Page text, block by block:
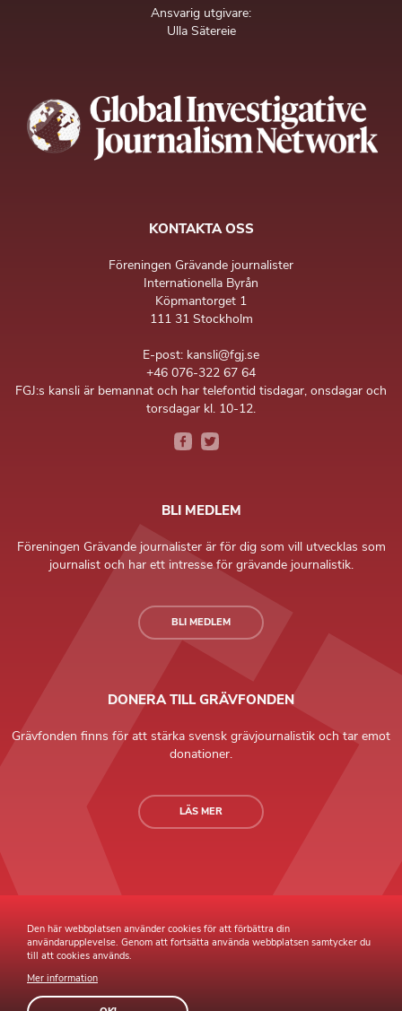
Ansvarig utgivare:
Ulla Sätereie
KONTAKTA OSS
Föreningen Grävande journalister
Internationella Byrån
Köpmantorget 1
111 31 Stockholm
E-post: kansli@fgj.se
+46 076-322 67 64
FGJ:s kansli är bemannat och har telefontid tisdagar, onsdagar och
torsdagar kl. 10-12.
BLI MEDLEM
Föreningen Grävande journalister är för dig som vill utvecklas som
journalist och har ett intresse för grävande journalistik.
BLI MEDLEM
DONERA TILL GRÄVFONDEN
Grävfonden finns för att stärka svensk grävjournalistik och tar emot
donationer.
LÄS MER
Grävande Journalister © Copyright 2026 |
Easywebpubliceringsverktyg
Den här webbplatsen använder cookies för att förbättra din
användarupplevelse. Genom att fortsätta använda webbplatsen samtycker du
till att cookies används.
Mer information